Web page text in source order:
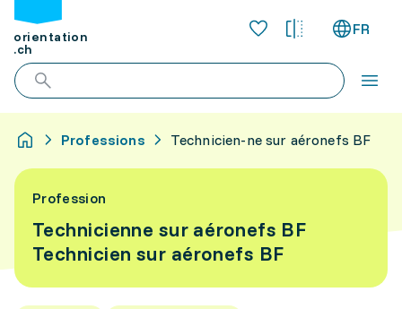
orientation
.ch
FR
Professions Technicien-ne sur aéronefs BF
Profession
Technicienne sur aéronefs BF
Technicien sur aéronefs BF